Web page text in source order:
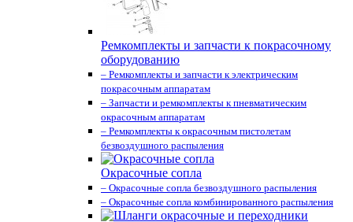
Ремкомплекты и запчасти к покрасочному
оборудованию
– Ремкомплекты и запчасти к электрическим
покрасочным аппаратам
– Запчасти и ремкомплекты к пневматическим
окрасочным аппаратам
– Ремкомплекты к окрасочным пистолетам
безвоздушного распыления
Окрасочные сопла
– Окрасочные сопла безвоздушного распыления
– Окрасочные сопла комбинированного распыления